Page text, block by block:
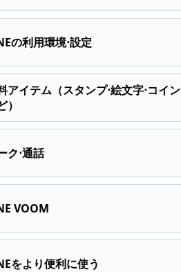
の利用環境⋅設定
アイテム（スタンプ⋅絵文字⋅コイン
）
ク⋅通話
VOOM
をより便利に使う